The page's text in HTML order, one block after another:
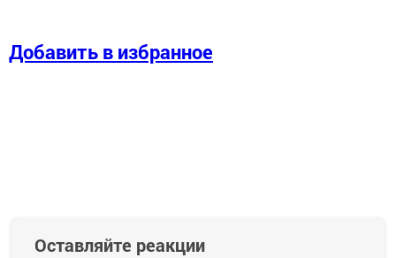
Добавить в избранное
Оставляйте реакции